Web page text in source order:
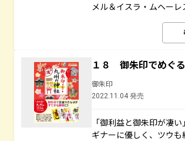
メル＆イスラ・ムヘーレ
１８ 御朱印でめぐ
御朱印
2022.11.04 発売
「御利益と御朱印が凄
ギナーに優しく、ツウも